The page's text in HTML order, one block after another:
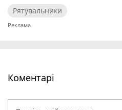
Рятувальники
Коментарі